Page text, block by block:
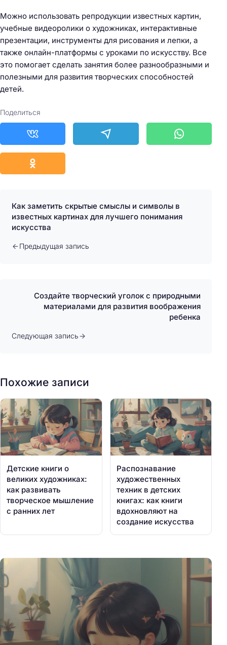
Можно использовать репродукции известных картин,
учебные видеоролики о художниках, интерактивные
презентации, инструменты для рисования и лепки, а
также онлайн-платформы с уроками по искусству. Все
это помогает сделать занятия более разнообразными и
полезными для развития творческих способностей
детей.
Поделиться
Как заметить скрытые смыслы и символы в
известных картинах для лучшего понимания
искусства
Предыдущая запись
Создайте творческий уголок с природными
материалами для развития воображения
ребенка
Следующая запись
Похожие записи
Детские книги о
великих художниках:
как развивать
творческое мышление
с ранних лет
Распознавание
художественных
техник в детских
книгах: как книги
вдохновляют на
создание искусства